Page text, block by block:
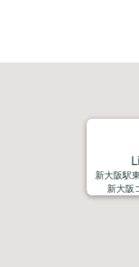
新大阪駅
新大阪